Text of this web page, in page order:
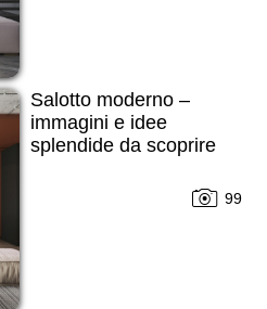
Salotto moderno –
immagini e idee
splendide da scoprire
99